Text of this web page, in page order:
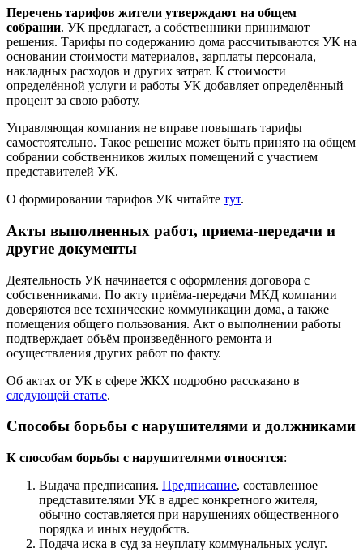
Перечень тарифов жители утверждают на общем
собрании. УК предлагает, а собственники принимают
решения. Тарифы по содержанию дома рассчитываются УК на
основании стоимости материалов, зарплаты персонала,
накладных расходов и других затрат. К стоимости
определённой услуги и работы УК добавляет определённый
процент за свою работу.
Управляющая компания не вправе повышать тарифы
самостоятельно. Такое решение может быть принято на общем
собрании собственников жилых помещений с участием
представителей УК.
О формировании тарифов УК читайте тут.
Акты выполненных работ, приема-передачи и
другие документы
Деятельность УК начинается с оформления договора с
собственниками. По акту приёма-передачи МКД компании
доверяются все технические коммуникации дома, а также
помещения общего пользования. Акт о выполнении работы
подтверждает объём произведённого ремонта и
осуществления других работ по факту.
Об актах от УК в сфере ЖКХ подробно рассказано в
следующей статье.
Способы борьбы с нарушителями и должниками
К способам борьбы с нарушителями относятся:
Выдача предписания. Предписание, составленное
представителями УК в адрес конкретного жителя,
обычно составляется при нарушениях общественного
порядка и иных неудобств.
Подача иска в суд за неуплату коммунальных услуг.